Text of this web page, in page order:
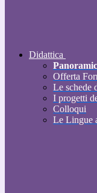
Didattica
Offerta
Le schede
I progetti
Colloqui
Le Lingue